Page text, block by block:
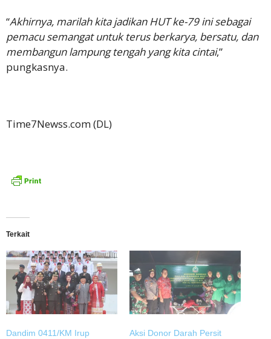
“Akhirnya, marilah kita jadikan HUT ke-79 ini sebagai
pemacu semangat untuk terus berkarya, bersatu, dan
membangun lampung tengah yang kita cintai,”
pungkasnya.
Time7Newss.com (DL)
Terkait
Dandim 0411/KM Irup
Aksi Donor Darah Persit